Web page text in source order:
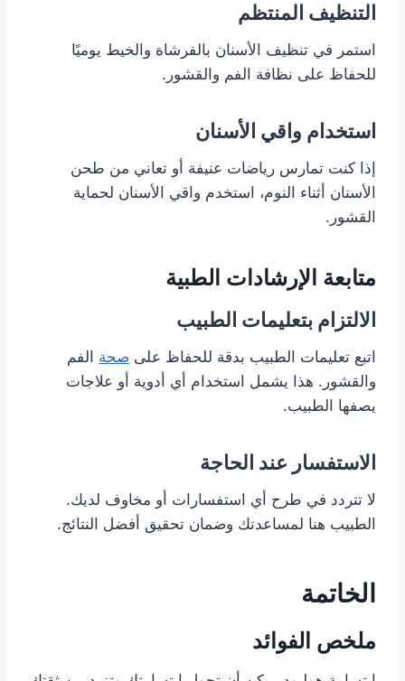
التنظيف المنتظم
استمر في تنظيف الأسنان بالفرشاة والخيط يوميًا
للحفاظ على نظافة الفم والقشور.
استخدام واقي الأسنان
إذا كنت تمارس رياضات عنيفة أو تعاني من طحن
الأسنان أثناء النوم، استخدم واقي الأسنان لحماية
القشور.
متابعة الإرشادات الطبية
الالتزام بتعليمات الطبيب
اتبع تعليمات الطبيب بدقة للحفاظ على صحة الفم
والقشور. هذا يشمل استخدام أي أدوية أو علاجات
يصفها الطبيب.
الاستفسار عند الحاجة
لا تتردد في طرح أي استفسارات أو مخاوف لديك.
الطبيب هنا لمساعدتك وضمان تحقيق أفضل النتائج.
الخاتمة
ملخص الفوائد